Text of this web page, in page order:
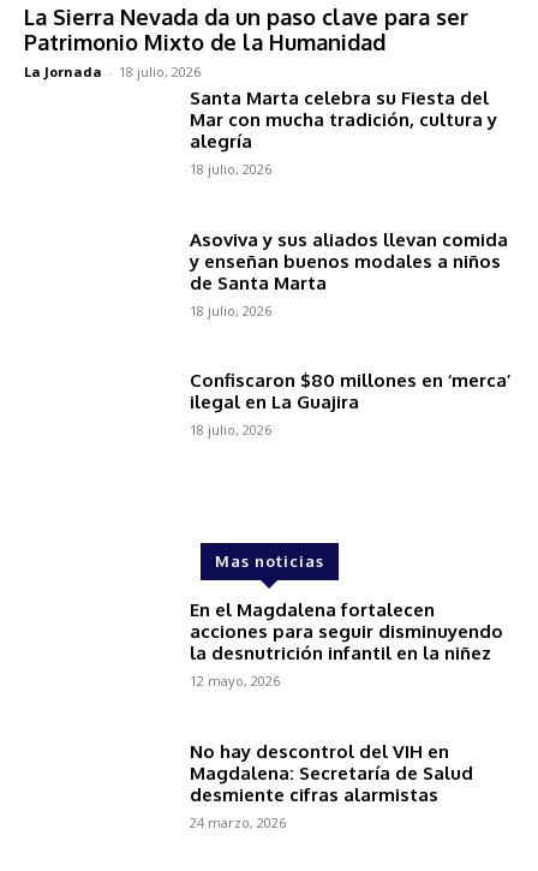
La Sierra Nevada da un paso clave para ser
Patrimonio Mixto de la Humanidad
La Jornada - 18 julio, 2026
Santa Marta celebra su Fiesta del
Mar con mucha tradición, cultura y
alegría
18 julio, 2026
Asoviva y sus aliados llevan comida
y enseñan buenos modales a niños
de Santa Marta
18 julio, 2026
Confiscaron $80 millones en ‘merca’
ilegal en La Guajira
18 julio, 2026
Mas noticias
En el Magdalena fortalecen
acciones para seguir disminuyendo
la desnutrición infantil en la niñez
12 mayo, 2026
No hay descontrol del VIH en
Magdalena: Secretaría de Salud
desmiente cifras alarmistas
24 marzo, 2026